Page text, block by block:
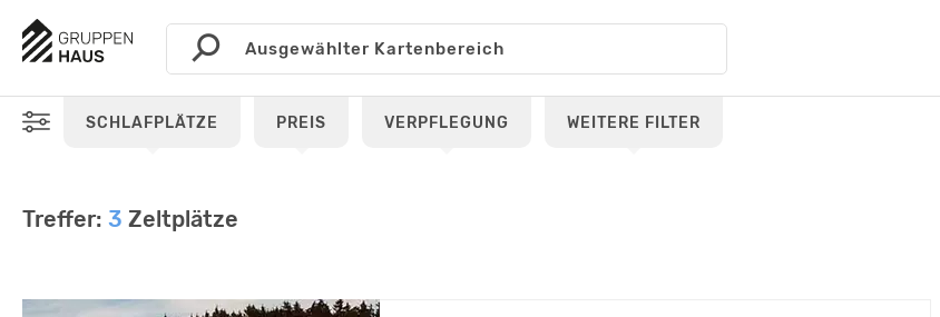
SCHLAFPLÄTZE PREIS VERPFLEGUNG WEITERE FILTER
Treffer: 3 Zeltplätze